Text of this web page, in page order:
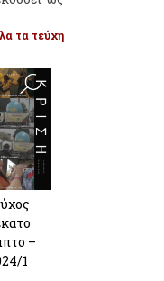
τα τεύχη
–
1